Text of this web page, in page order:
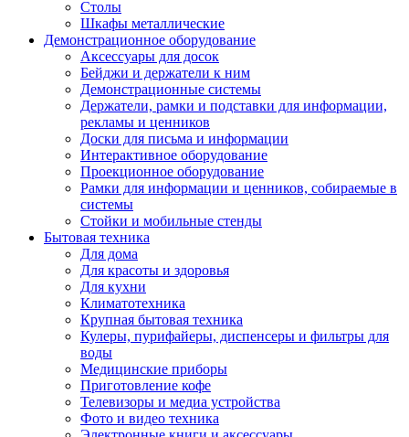
Столы
Шкафы металлические
Демонстрационное оборудование
Аксессуары для досок
Бейджи и держатели к ним
Демонстрационные системы
Держатели, рамки и подставки для информации,
рекламы и ценников
Доски для письма и информации
Интерактивное оборудование
Проекционное оборудование
Рамки для информации и ценников, собираемые в
системы
Стойки и мобильные стенды
Бытовая техника
Для дома
Для красоты и здоровья
Для кухни
Климатотехника
Крупная бытовая техника
Кулеры, пурифайеры, диспенсеры и фильтры для
воды
Медицинские приборы
Приготовление кофе
Телевизоры и медиа устройства
Фото и видео техника